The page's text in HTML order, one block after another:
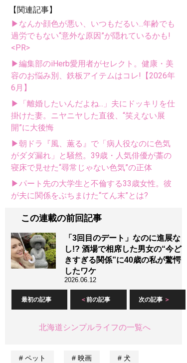
【関連記事】
▶なんか顔色が悪い、いつもだるい...年齢でも
過労でもない“意外な原因”が隠れているかも!
<PR>
▶編集部のiHerb愛用者がセレクト。健康・美
容のお悩み別、鉄板アイテムはコレ!【2026年
6月】
▶「離婚したいんだよね...」夫にドッキリを仕
掛けた妻。ニヤニヤした直後、“笑えない展
開”に大後悔
▶朝ドラ『風、薫る』で「病人役なのに色気
がダダ漏れ」と騒然。39歳・人気俳優が藁の
寝床で見せた“尋常じゃない色気”の正体
▶パート先の大学生と不倫する33歳女性。彼
が夫に関係をぶちまけた“てん末”とは?
この連載の前回記事
「3回目のデート」なのに進展な
し!? 酒場で相席した男女の“今ど
きすぎる関係”に40歳の私が驚愕
したワケ
2026.06.12
最初の記事 前の記事 次の記事
北海道シンプルライフの一覧へ
ペット 映画 犬